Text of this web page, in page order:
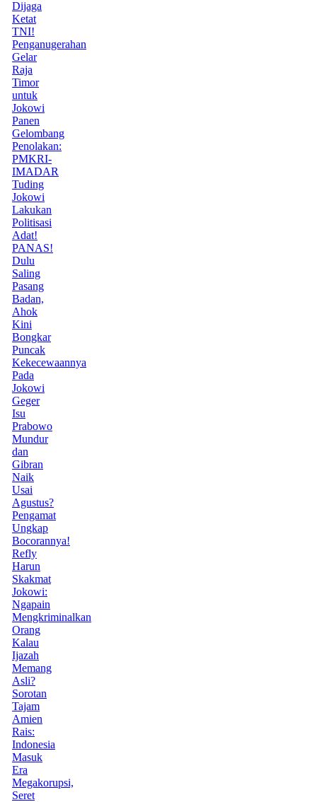
Dijaga
Ketat
TNI!
Penganugerahan
Gelar
Raja
Timor
untuk
Jokowi
Panen
Gelombang
Penolakan:
PMKRI-
IMADAR
Tuding
Jokowi
Lakukan
Politisasi
Adat!
PANAS!
Dulu
Saling
Pasang
Badan,
Ahok
Kini
Bongkar
Puncak
Kekecewaannya
Pada
Jokowi
Geger
Isu
Prabowo
Mundur
dan
Gibran
Naik
Usai
Agustus?
Pengamat
Ungkap
Bocorannya!
Refly
Harun
Skakmat
Jokowi:
Ngapain
Mengkriminalkan
Orang
Kalau
Ijazah
Memang
Asli?
Sorotan
Tajam
Amien
Rais:
Indonesia
Masuk
Era
Megakorupsi,
Seret